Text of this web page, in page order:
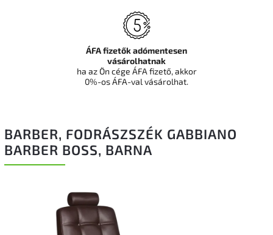
BARBER, FODRÁSZSZÉK GABBIANO
BARBER BOSS, BARNA
ÁFA fizetők adómentesen
vásárolhatnak
ha az Ön cége ÁFA fizető, akkor
0%-os ÁFA-val vásárolhat.